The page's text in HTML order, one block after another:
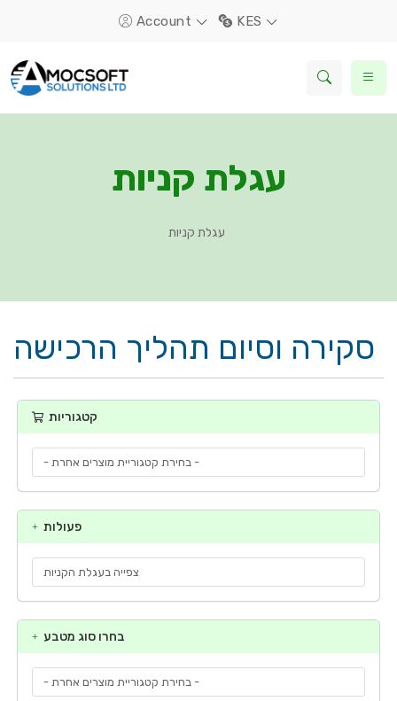
Account KES
עגלת קניות
עגלת קניות
סקירה וסיום תהליך הרכישה
קטגוריות
פעולות
בחרו סוג מטבע